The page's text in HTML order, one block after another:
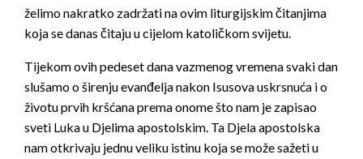
želimo nakratko zadržati na ovim liturgijskim čitanjima
koja se danas čitaju u cijelom katoličkom svijetu.
Tijekom ovih pedeset dana vazmenog vremena svaki dan
slušamo o širenju evanđelja nakon Isusova uskrsnuća i o
životu prvih kršćana prema onome što nam je zapisao
sveti Luka u Djelima apostolskim. Ta Djela apostolska
nam otkrivaju jednu veliku istinu koja se može sažeti u